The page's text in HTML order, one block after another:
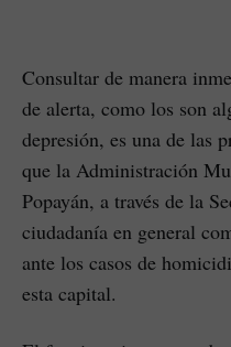
Consultar de manera
de alerta, como los son
depresión, es una de las
que la Administración
Popayán, a través de la
ciudadanía en general
ante los casos de
esta capital.